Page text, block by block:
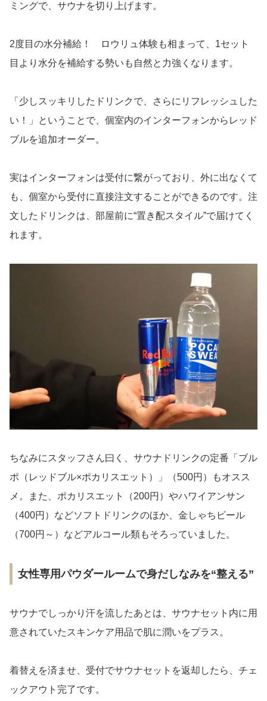
ミングで、サウナを切り上げます。
2度目の水分補給！ ロウリュ体験も相まって、1セット
目より水分を補給する勢いも自然と力強くなります。
「少しスッキリしたドリンクで、さらにリフレッシュした
い！」ということで、個室内のインターフォンからレッド
ブルを追加オーダー。
実はインターフォンは受付に繋がっており、外に出なくて
も、個室から受付に直接注文することができるのです。注
文したドリンクは、部屋前に“置き配スタイル”で届けてく
れます。
ちなみにスタッフさん曰く、サウナドリンクの定番「ブル
ポ（レッドブル×ポカリスエット）」（500円）もオスス
メ。また、ポカリスエット（200円）やハワイアンサン
（400円）などソフトドリンクのほか、金しゃちビール
（700円～）などアルコール類もそろっていました。
女性専用パウダールームで身だしなみを“整える”
サウナでしっかり汗を流したあとは、サウナセット内に用
意されていたスキンケア用品で肌に潤いをプラス。
着替えを済ませ、受付でサウナセットを返却したら、チェ
ックアウト完了です。